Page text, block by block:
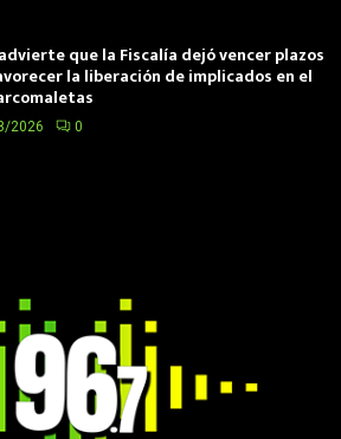
que la Fiscalía dejó vencer plazos
la liberación de implicados en el
2026 0